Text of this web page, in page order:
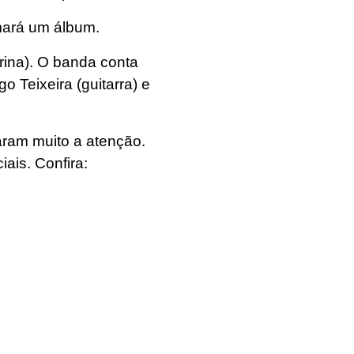
um álbum.
O banda conta
Teixeira (guitarra) e
muito a atenção.
Confira: